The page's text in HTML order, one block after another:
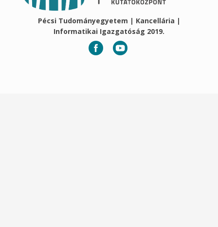
Pécsi Tudományegyetem | Kancellária |
Informatikai Igazgatóság 2019.